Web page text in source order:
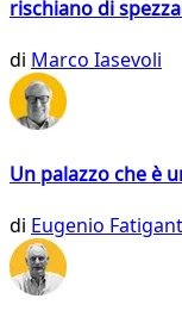
rischiano di
di Marco Iasevoli
Un palazzo che è
di Eugenio